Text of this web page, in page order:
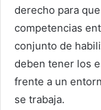
derecho para
competencias
conjunto de
deben tener los
frente a un
se trabaja.